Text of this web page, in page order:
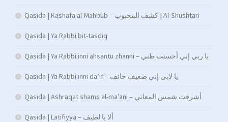
Qasida | Kashafa al-Mahbub – كشف المحبوب | Al-Shushtari
Qasida | Ya Rabbi bit-tasdiq
Qasida | Ya Rabbi inni ahsantu zhanni – يا ربي إني أحسنت ظني
Qasida | Ya Rabbi inni da’if – يا لابي إني ضعيف خائف
Qasida | Ashraqat shams al-ma’ani – أشرقت شمس المعاني
Qasida | Latifiyya – ألا يا لطيف